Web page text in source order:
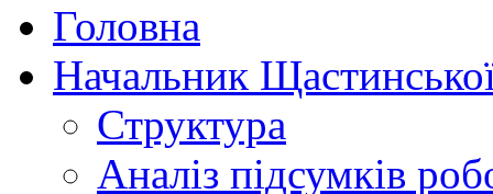
Головна
Начальник
Структура
Аналіз підсумків